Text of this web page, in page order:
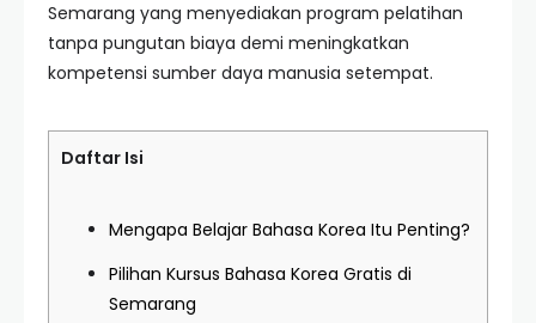
Semarang yang menyediakan program pelatihan
tanpa pungutan biaya demi meningkatkan
kompetensi sumber daya manusia setempat.
Daftar Isi
Mengapa Belajar Bahasa Korea Itu Penting?
Pilihan Kursus Bahasa Korea Gratis di
Semarang